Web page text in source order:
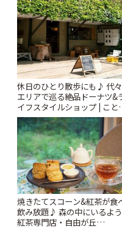
休日のひとり散歩にも♪ 代
エリアで巡る絶品ドーナツ&
イフスタイルショップ | こと
っぷ
焼きたてスコーン&紅茶が食
飲み放題♪ 森の中にいるよ
紅茶専門店・自由が丘